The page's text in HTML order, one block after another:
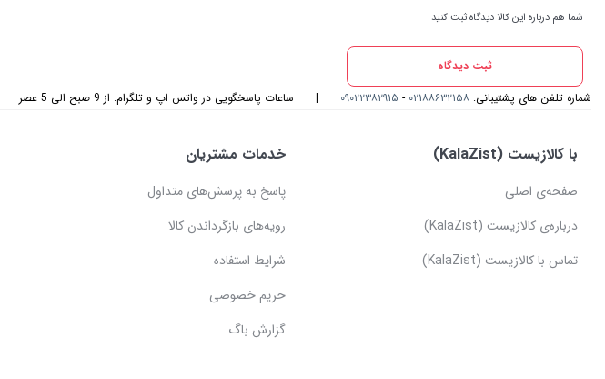
شما هم درباره این کالا دیدگاه ثبت کنید
ثبت دیدگاه
شماره تلفن های پشتیبانی: ۰۲۱۸۸۶۳۲۱۵۸ - ۰۹۰۲۲۳۸۲۹۱۵ | ساعات پاسخگویی در واتس اپ و تلگرام: از 9 صبح الی 5 عصر
با کالازیست (KalaZist)
صفحه‌ی اصلی
درباره‌ی کالازیست (KalaZist)
تماس با کالازیست (KalaZist)
خدمات مشتریان
پاسخ به پرسش‌های متداول
رویه‌های بازگرداندن کالا
شرایط استفاده
حریم خصوصی
گزارش باگ